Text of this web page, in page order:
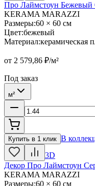
Про Лаймстоун Бежевый
KERAMA MARAZZI
Размеры:60 × 60 см
Цвет:бежевый
Материал:керамическая
от 2 579,86 ₽/м²
Под заказ
м²
Купить в 1 клик В
3D
Декор Про Лаймстоун
KERAMA MARAZZI
Размеры:60 × 60 см